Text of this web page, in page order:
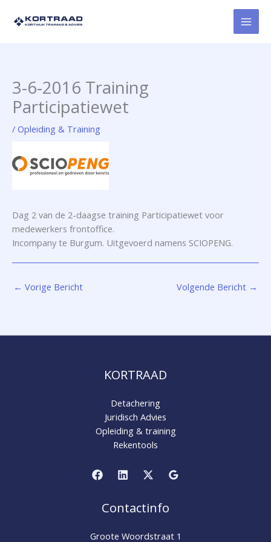
naar
3-6-2016 Training
Participatiewet
/ Opleiding & Training
Dag 2 van de 2-daagse training Participatiewet voor
medewerkers frontoffice.
Incompany te Burgum. Uitgevoerd namens SCIOPENG.
← Vorige Bericht Volgende Bericht →
KORTRAAD
Detachering
Juridisch Advies
Opleiding & training
Rekentools
Contactinfo
Groote Woordstraat 1